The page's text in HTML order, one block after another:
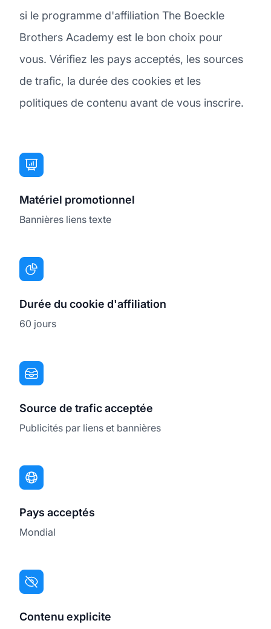
si le programme d'affiliation The Boeckle
Brothers Academy est le bon choix pour
vous. Vérifiez les pays acceptés, les sources
de trafic, la durée des cookies et les
politiques de contenu avant de vous inscrire.
Matériel promotionnel
Bannières liens texte
Durée du cookie d'affiliation
60 jours
Source de trafic acceptée
Publicités par liens et bannières
Pays acceptés
Mondial
Contenu explicite